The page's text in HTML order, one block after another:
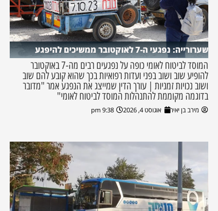
שערורייה: נפגעי ה-7 לאוקטובר ממשיכים להיפגע
המוסד לביטוח לאומי כופה על נפגעים רבים מה-7 באוקטובר
להופיע שוב ושוב בפני ועדות רפואיות בכך שהוא קובע להם שוב
ושוב נכויות זמניות | עורך הדין שמייצג את הנפגע אמר "מדובר
בדוגמה מקוממת להתנהלות המוסד לביטוח לאומי"
מירב בן יאיר אוגוסט 4, 2026 9:38 pm